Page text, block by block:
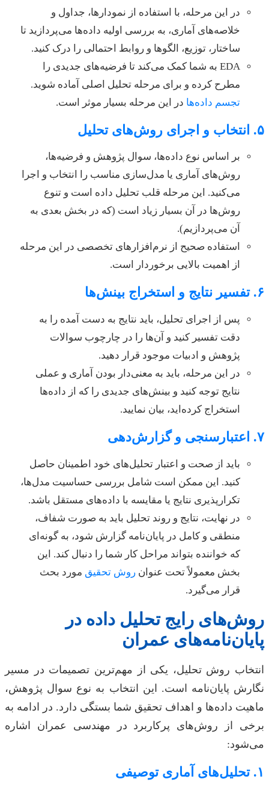
در این مرحله، با استفاده از نمودارها، جداول و
خلاصه‌های آماری، به بررسی اولیه داده‌ها می‌پردازید تا
ساختار، توزیع، الگوها و روابط احتمالی را درک کنید.
EDA به شما کمک می‌کند تا فرضیه‌های جدیدی را
مطرح کرده و برای مرحله تحلیل اصلی آماده شوید.
تجسم داده‌ها در این مرحله بسیار موثر است.
۵. انتخاب و اجرای روش‌های تحلیل
بر اساس نوع داده‌ها، سوال پژوهش و فرضیه‌ها،
روش‌های آماری یا مدل‌سازی مناسب را انتخاب و اجرا
می‌کنید. این مرحله قلب تحلیل داده است و تنوع
روش‌ها در آن بسیار زیاد است (که در بخش بعدی به
آن می‌پردازیم).
استفاده صحیح از نرم‌افزارهای تخصصی در این مرحله
از اهمیت بالایی برخوردار است.
۶. تفسیر نتایج و استخراج بینش‌ها
پس از اجرای تحلیل، باید نتایج به دست آمده را به
دقت تفسیر کنید و آن‌ها را در چارچوب سوالات
پژوهش و ادبیات موجود قرار دهید.
در این مرحله، باید به معنی‌دار بودن آماری و عملی
نتایج توجه کنید و بینش‌های جدیدی را که از داده‌ها
استخراج کرده‌اید، بیان نمایید.
۷. اعتبارسنجی و گزارش‌دهی
باید از صحت و اعتبار تحلیل‌های خود اطمینان حاصل
کنید. این ممکن است شامل بررسی حساسیت مدل‌ها،
تکرارپذیری نتایج یا مقایسه با داده‌های مستقل باشد.
در نهایت، نتایج و روند تحلیل باید به صورت شفاف،
منطقی و کامل در پایان‌نامه گزارش شود، به گونه‌ای
که خواننده بتواند مراحل کار شما را دنبال کند. این
بخش معمولاً تحت عنوان روش تحقیق مورد بحث
قرار می‌گیرد.
روش‌های رایج تحلیل داده در
پایان‌نامه‌های عمران
انتخاب روش تحلیل، یکی از مهم‌ترین تصمیمات در مسیر
نگارش پایان‌نامه است. این انتخاب به نوع سوال پژوهش،
ماهیت داده‌ها و اهداف تحقیق شما بستگی دارد. در ادامه به
برخی از روش‌های پرکاربرد در مهندسی عمران اشاره
می‌شود:
۱. تحلیل‌های آماری توصیفی